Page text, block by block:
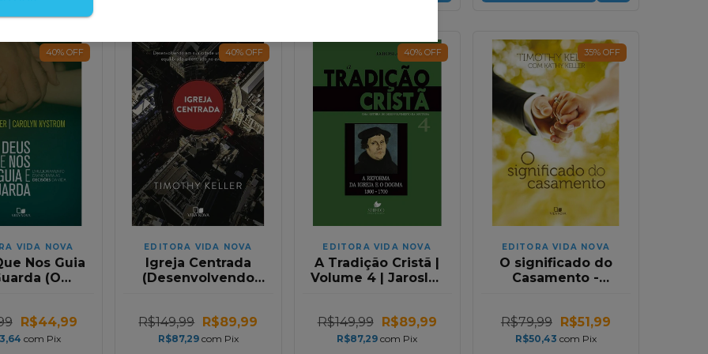
40%OFF
VIDA NOVA
Nos Guia
(O
da Vida
R$44,99
com Pix
40% OFF
EDITORA VIDA NOVA
Igreja Centrada
(Desenvolvendo
Equilibrado e
Centrado no
R$149,99 R$89,99
R$87,29 com Pix
40% OFF
EDITORA VIDA NOVA
A Tradição Cristã |
Volume 4 | Jaroslav
R$149,99 R$89,99
R$87,29com Pix
35% OFF
EDITORA VIDA NOVA
O significado do
Casamento -
R$79,99 R$51,99
R$50,43 com Pix